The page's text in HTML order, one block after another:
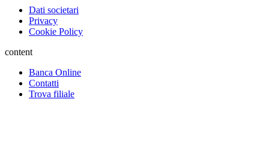
Dati societari
Privacy
Cookie Policy
content
Banca Online
Contatti
Trova filiale